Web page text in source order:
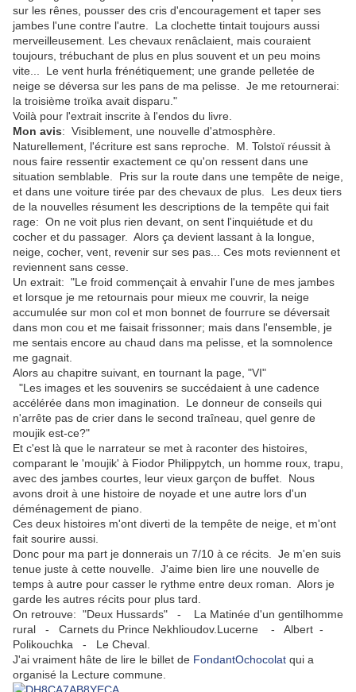
sur les rênes, pousser des cris d'encouragement et taper ses
jambes l'une contre l'autre. La clochette tintait toujours aussi
merveilleusement. Les chevaux renâclaient, mais couraient
toujours, trébuchant de plus en plus souvent et un peu moins
vite... Le vent hurla frénétiquement; une grande pelletée de
neige se déversa sur les pans de ma pelisse. Je me retournerai:
la troisième troïka avait disparu."
Voilà pour l'extrait inscrite à l'endos du livre.
Mon avis: Visiblement, une nouvelle d'atmosphère.
Naturellement, l'écriture est sans reproche. M. Tolstoï réussit à
nous faire ressentir exactement ce qu'on ressent dans une
situation semblable. Pris sur la route dans une tempête de neige,
et dans une voiture tirée par des chevaux de plus. Les deux tiers
de la nouvelles résument les descriptions de la tempête qui fait
rage: On ne voit plus rien devant, on sent l'inquiétude et du
cocher et du passager. Alors ça devient lassant à la longue,
neige, cocher, vent, revenir sur ses pas... Ces mots reviennent et
reviennent sans cesse.
Un extrait: "Le froid commençait à envahir l'une de mes jambes
et lorsque je me retournais pour mieux me couvrir, la neige
accumulée sur mon col et mon bonnet de fourrure se déversait
dans mon cou et me faisait frissonner; mais dans l'ensemble, je
me sentais encore au chaud dans ma pelisse, et la somnolence
me gagnait.
Alors au chapitre suivant, en tournant la page, "VI"
"Les images et les souvenirs se succédaient à une cadence
accélérée dans mon imagination. Le donneur de conseils qui
n'arrête pas de crier dans le second traîneau, quel genre de
moujik est-ce?"
Et c'est là que le narrateur se met à raconter des histoires,
comparant le 'moujik' à Fiodor Philippytch, un homme roux, trapu,
avec des jambes courtes, leur vieux garçon de buffet. Nous
avons droit à une histoire de noyade et une autre lors d'un
déménagement de piano.
Ces deux histoires m'ont diverti de la tempête de neige, et m'ont
fait sourire aussi.
Donc pour ma part je donnerais un 7/10 à ce récits. Je m'en suis
tenue juste à cette nouvelle. J'aime bien lire une nouvelle de
temps à autre pour casser le rythme entre deux roman. Alors je
garde les autres récits pour plus tard.
On retrouve: "Deux Hussards" - La Matinée d'un gentilhomme
rural - Carnets du Prince Nekhlioudov.Lucerne - Albert -
Polikouchka - Le Cheval.
J'ai vraiment hâte de lire le billet de FondantOchocolat qui a
organisé la Lecture commune.